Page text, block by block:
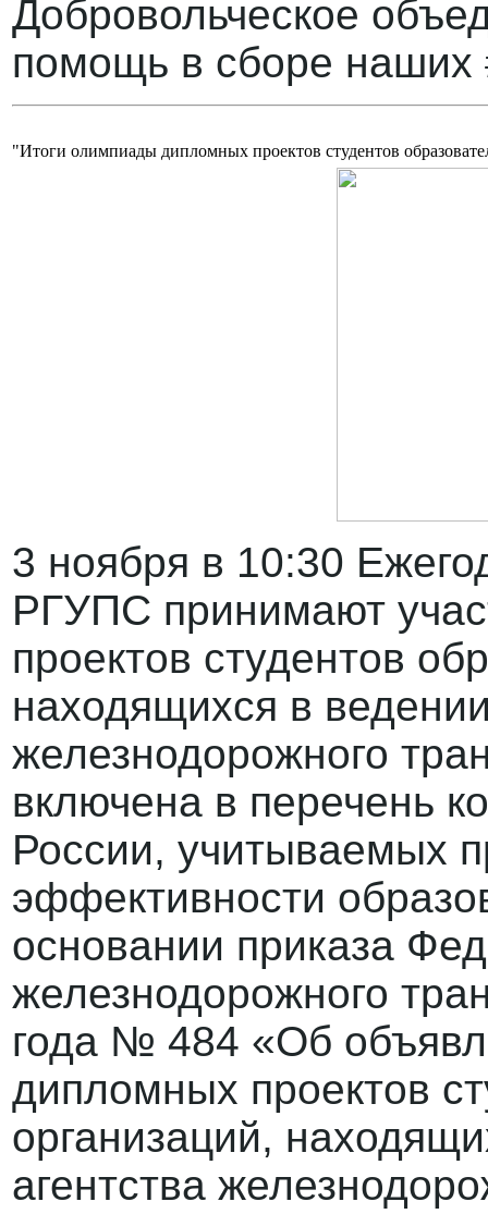
Добровольческое
помощь в сборе наших
"Итоги олимпиады дипломных проектов студентов
3 ноября в 10:30
РГУПС принимают
проектов студентов
находящихся в
железнодорожного
включена в перечень
России, учитываемых
эффективности
основании приказа
железнодорожного
года № 484 «Об
дипломных проектов
организаций,
агентства